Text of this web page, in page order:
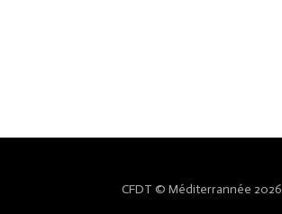
CFDT © Méditerrannée 2026